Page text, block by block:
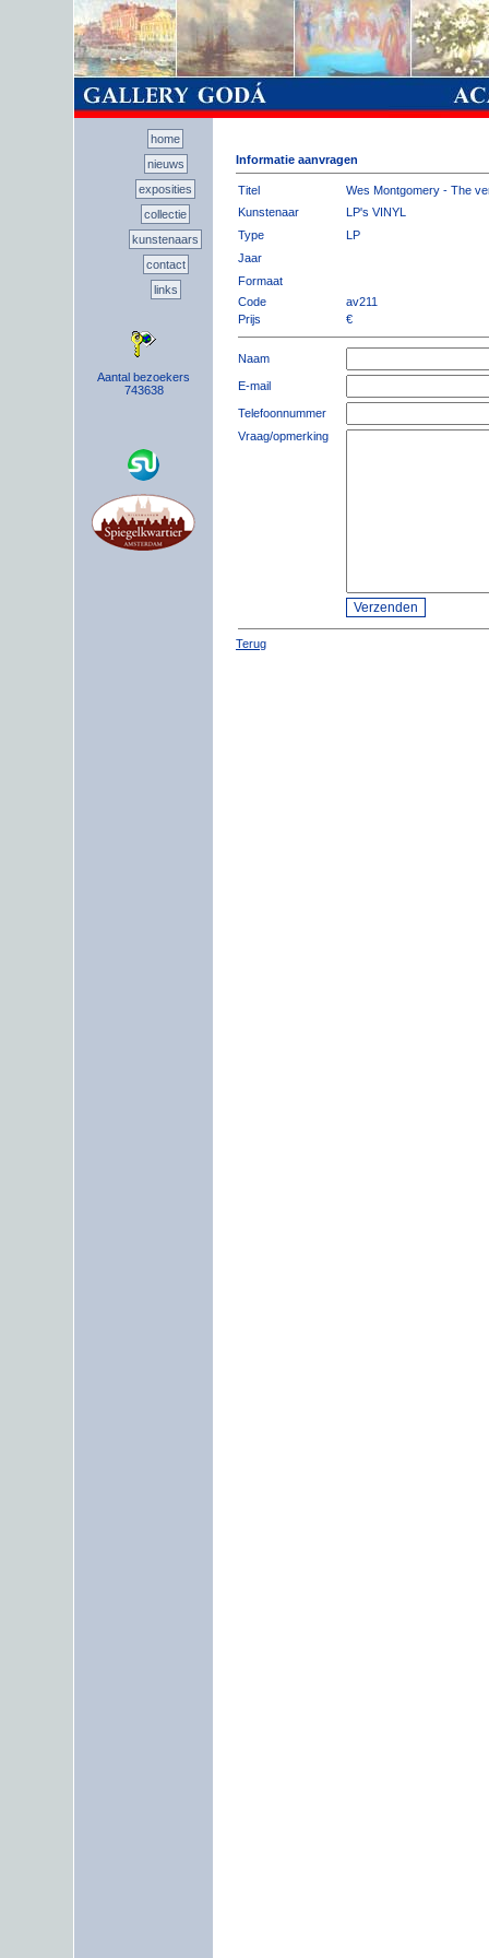
home
nieuws
exposities
collectie
kunstenaars
contact
links
Aantal bezoekers
743638
Informatie aanvragen
Titel
Wes Montgomery - The
Kunstenaar
LP's VINYL
Type
LP
Jaar
Formaat
Code
av211
Prijs
€
Naam
E-mail
Telefoonnummer
Vraag/opmerking
Terug